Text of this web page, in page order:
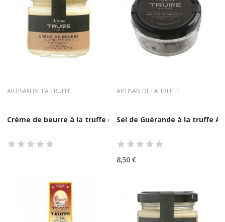
ARTISAN DE LA TRUFFE
Crème de beurre à la truffe d'été Artisan de La...
ARTISAN DE LA TRUFFE
Sel de Guérande à la truffe
8,50 €